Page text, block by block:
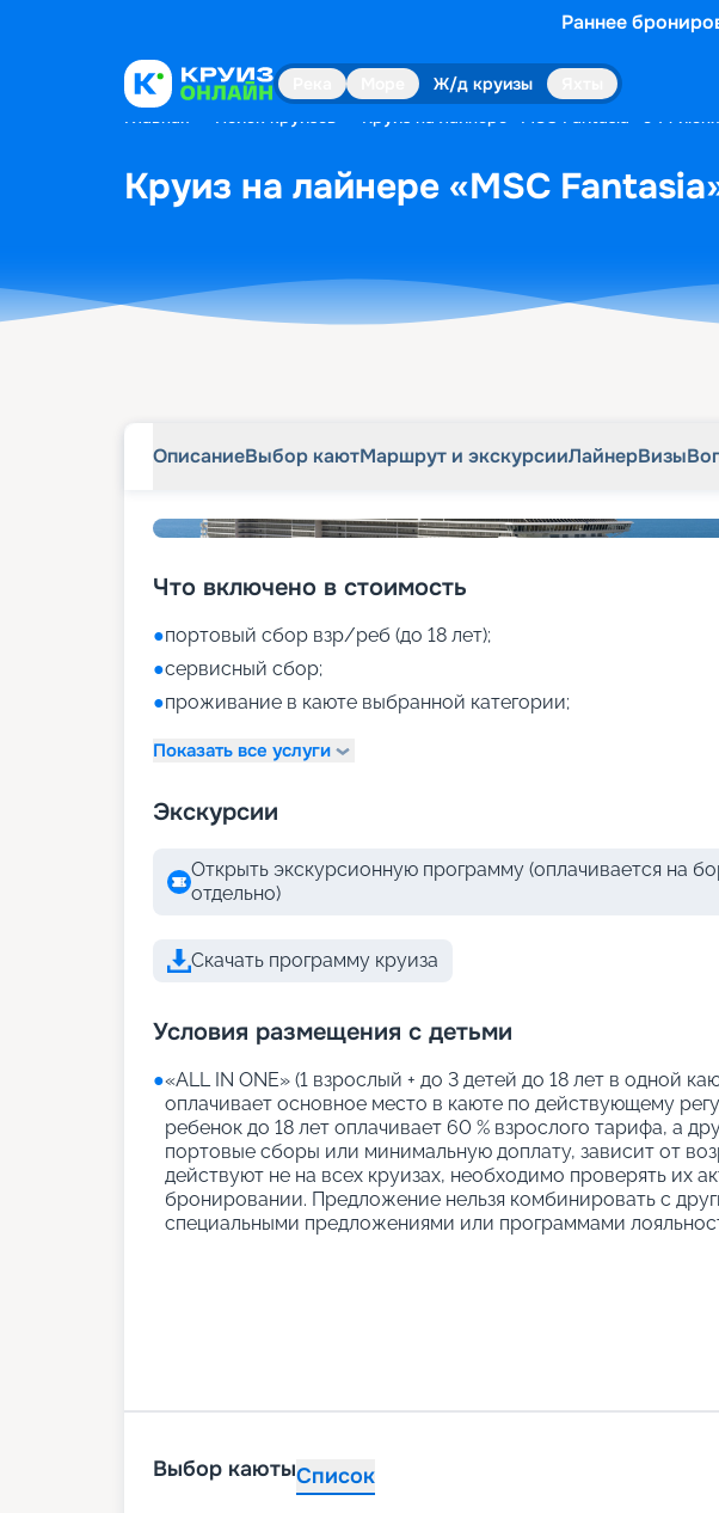
Раннее
Ж/д круизы
Главная Поиск круизов Круиз на лайнере «MSC Fantasia» с 14
Круиз на лайнере «MSC
ОписаниеВыбор каютМаршрут и экскурсииЛайнерВизы
Что включено в стоимость
●портовый сбор взр/реб (до 18 лет);
●сервисный сбор;
●проживание в каюте выбранной категории;
Показать все услуги
Экскурсии
Открыть экскурсионную программу (оплачивается на
отдельно)
Скачать программу круиза
Условия размещения с детьми
●«АLL IN ONE» (1 взрослый + до 3 детей до 18 лет в одной
оплачивает основное место в каюте по действующему
ребенок до 18 лет оплачивает 60 % взрослого тарифа, а
портовые сборы или минимальную доплату, зависит от
действуют не на всех круизах, необходимо проверять их
бронировании. Предложение нельзя комбинировать с
специальными предложениями или программами
Выбор каютыСписок